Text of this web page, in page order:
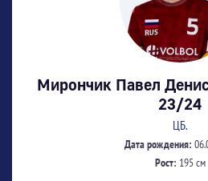
Мирончик Павел
23/24
ЦБ.
Дата рождения:
Рост: 195 см